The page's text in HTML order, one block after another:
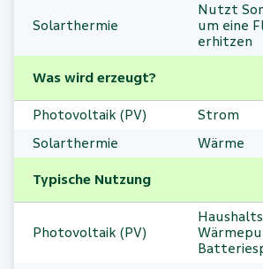
Solarthermie
Nutzt
um eine
erhitzen
Was wird erzeugt?
Photovoltaik (PV)
Strom
Solarthermie
Wärme
Typische Nutzung
Photovoltaik (PV)